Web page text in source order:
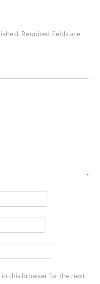
Required fields are
in this browser for the next